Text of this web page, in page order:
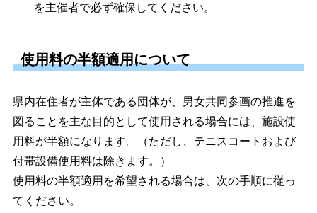
を主催者で必ず確保してください。
使用料の半額適用について
県内在住者が主体である団体が、男女共同参画の推進を
図ることを主な目的として使用される場合には、施設使
用料が半額になります。（ただし、テニスコートおよび
付帯設備使用料は除きます。）
使用料の半額適用を希望される場合は、次の手順に従っ
てください。